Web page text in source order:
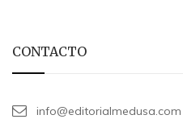
CONTACTO
info@editorialmedusa.com